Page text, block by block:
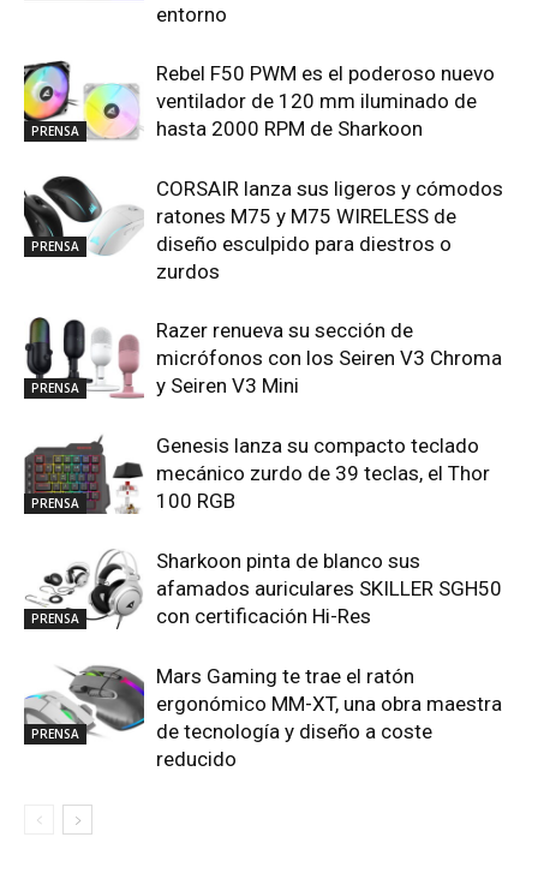
entorno
PRENSA
Rebel F50 PWM es el poderoso nuevo
ventilador de 120 mm iluminado de
hasta 2000 RPM de Sharkoon
PRENSA
CORSAIR lanza sus ligeros y cómodos
ratones M75 y M75 WIRELESS de
diseño esculpido para diestros o
zurdos
PRENSA
Razer renueva su sección de
micrófonos con los Seiren V3 Chroma
y Seiren V3 Mini
PRENSA
Genesis lanza su compacto teclado
mecánico zurdo de 39 teclas, el Thor
100 RGB
PRENSA
Sharkoon pinta de blanco sus
afamados auriculares SKILLER SGH50
con certificación Hi-Res
PRENSA
Mars Gaming te trae el ratón
ergonómico MM-XT, una obra maestra
de tecnología y diseño a coste
reducido